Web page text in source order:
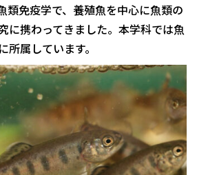
類免疫学で、養殖魚を中心に魚類の
に携わってきました。本学科では魚
属しています。